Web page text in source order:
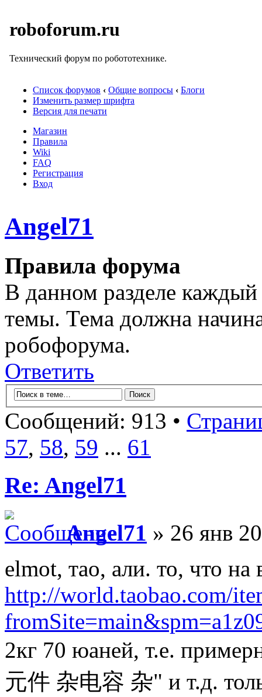
roboforum.ru
Технический форум по робототехнике.
Список форумов ‹ Общие вопросы ‹ Блоги
Изменить размер шрифта
Версия для печати
Магазин
Правила
Wiki
FAQ
Регистрация
Вход
Angel71
Правила форума
В данном разделе
темы. Тема должна
робофорума.
Ответить
Сообщений: 913 •
57, 58, 59 ... 61
Re: Angel71
Angel71 » 26 янв
elmot, тао, али. то, что на
http://world.taobao.com/
2кг 70 юаней, т.е.
元件 杂电容 杂" и т.д.